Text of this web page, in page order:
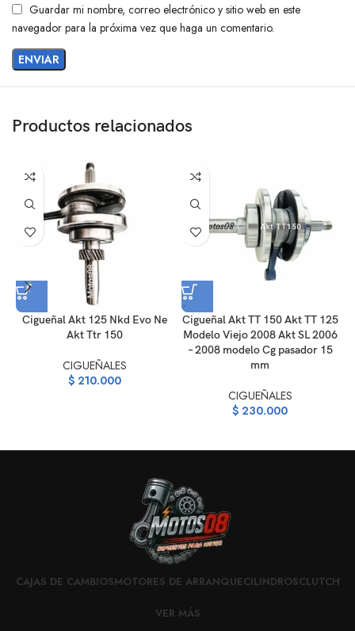
Guardar mi nombre, correo electrónico y sitio web en este
navegador para la próxima vez que haga un comentario.
Productos relacionados
Cigueñal Akt 125 Nkd Evo Ne
Akt Ttr 150
CIGUEÑALES
$ 210.000
Cigueñal Akt TT 150 Akt TT 125
Modelo Viejo 2008 Akt SL 2006
– 2008 modelo Cg pasador 15
mm
CIGUEÑALES
$ 230.000
CAJAS DE CAMBIOSMOTORES DE ARRANQUECILINDROSCLUTCH
VER MÁS